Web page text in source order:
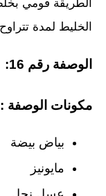
الطريقة قومي
الخليط لمدة
الوصفة رقم 16:
مكونات الوصفة :
بياض بيضة
مايونيز